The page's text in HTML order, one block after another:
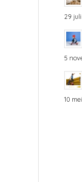
29
5
10